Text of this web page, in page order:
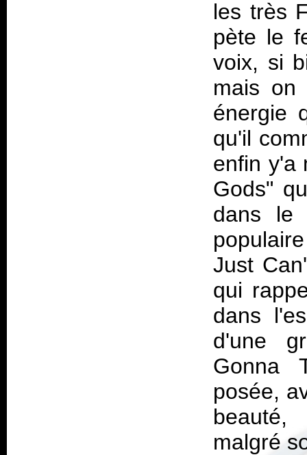
les très
pète le
voix, si
mais on
énergie
qu'il
enfin y'a
Gods"
dans le
Just
qui
dans
d'une
Gonna
posée,
malgré